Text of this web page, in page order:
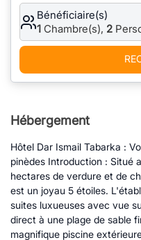
Bénéficiaire(s)
1 Chambre(s), 2
Hébergement
Hôtel Dar Ismail Tabarka :
pinèdes Introduction : Situé
hectares de verdure et de
est un joyau 5 étoiles.
suites luxueuses avec vue
direct à une plage de sable
magnifique piscine